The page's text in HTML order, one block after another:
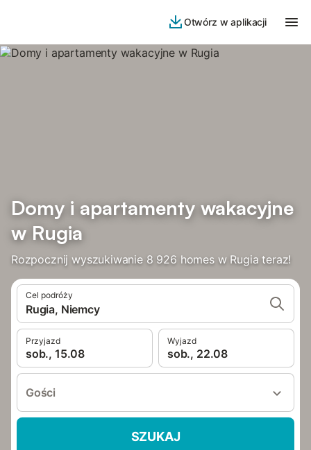
Otwórz w aplikacji
Domy i apartamenty wakacyjne
w Rugia
Rozpocznij wyszukiwanie 8 926 homes w Rugia teraz!
Cel podróży
Rugia, Niemcy
Przyjazd
sob., 15.08
Wyjazd
sob., 22.08
Gości
SZUKAJ